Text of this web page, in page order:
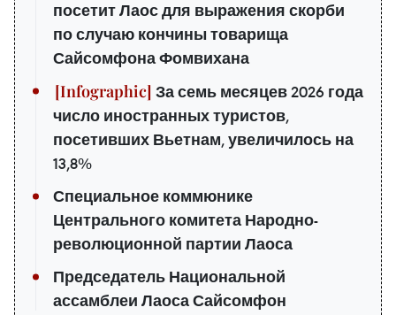
посетит Лаос для выражения скорби
по случаю кончины товарища
Сайсомфона Фомвихана
За семь месяцев 2026 года
число иностранных туристов,
посетивших Вьетнам, увеличилось на
13,8%
Специальное коммюнике
Центрального комитета Народно-
революционной партии Лаоса
Председатель Национальной
ассамблеи Лаоса Сайсомфон